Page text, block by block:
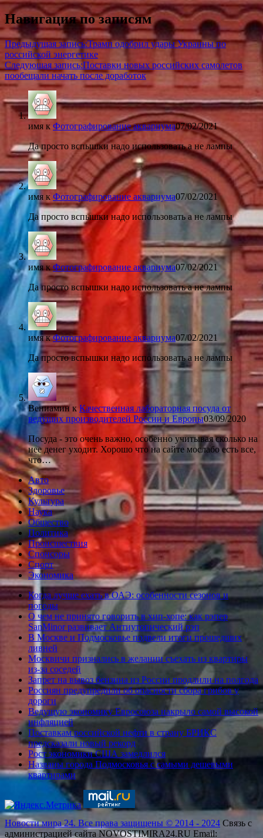
Навигация по записям
Предыдущая запись:Трамп одобрил удары Украины по
российской энергетике
Следующая запись:Поставки новых российских самолетов
пообещали начать после доработок
имя к Фотографирование аквариума07/02/2021
Да просто вспышки надо использовать а не лампы
имя к Фотографирование аквариума07/02/2021
Да просто вспышки надо использовать а не лампы
имякФотографирование аквариума07/02/2021
Да просто вспышки надо использовать а не лампы
имякФотографирование аквариума07/02/2021
Да просто вспышки надо использовать а не лампы
Вениамин к Качественная лабораторная посуда от
ведущих производителей России и Европы03/09/2020
Посуда - это очень важно, особенно учитывая сколько на
нее денег уходит. Хорошо что на сайте мослабо есть все,
что…
Авто
Здоровье
Культура
Наука
Общество
Политика
Происшествия
Спонсоры
Спорт
Экономика
Когда лучше ехать в ОАЭ: особенности сезонов и
погоды
О чем не принято говорить в хип-хопе: как рэпер
SanMinor развивает Антиутопический рэп
В Москве и Подмосковье подвели итоги прошедших
ливней
Москвичи признались в желании съехать из квартиры
из-за соседей
Запрет на вывоз бензина из России продлили на полгода
Россиян предупредили об опасности сбора грибов у
дороги
Ведущую экономику Евросоюза накрыло самой высокой
инфляцией
Поставкам российской нефти в страну БРИКС
предсказали новый рекорд
Рост экономики США замедлился
Названы города Подмосковья с самыми дешевыми
квартирами
Новости мира 24. Все права защищены © 2014 - 2024 Связь с
администрацией сайта NOVOSTIMIRA24.RU Email: